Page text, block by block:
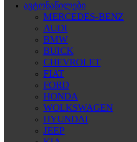
ავტონაწილები
MERCEDES-BENZ
AUDI
BMW
BUICK
CHEVROLET
FIAT
FORD
HONDA
WOLKSWAGEN
HYUNDAI
JEEP